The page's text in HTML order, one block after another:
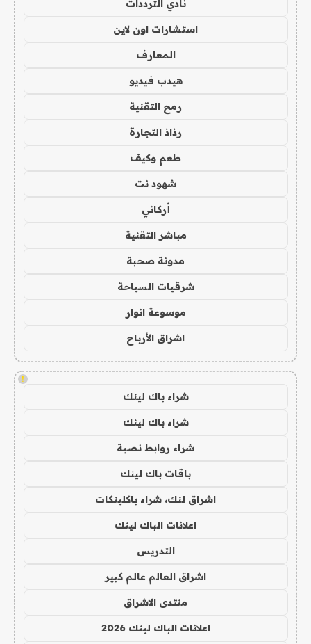
نادي الترددات
استشارات اون لاين
المعارف
هيدب فيديو
رمح التقنية
رذاذ التجارة
طعم وكيف
شهود نت
أركاني
مباشر التقنية
مدونة صحبة
شرقيات السياحة
موسوعة انوار
اشراق الأرباح
!
شراء باك لينك
شراء باك لينك
شراء روابط نصية
باقات باك لينك
اشراق لنك، شراء باكلينكات
اعلانات الباك لينك
التدريس
اشراق العالم عالم كبير
منتدى الاشراق
اعلانات الباك لينك 2026